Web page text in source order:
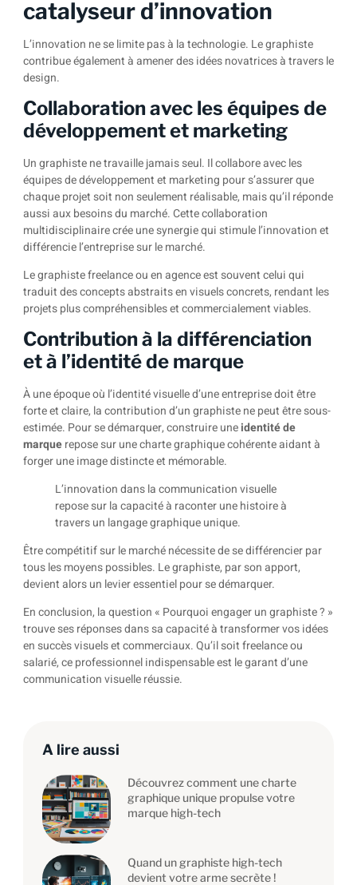
catalyseur d’innovation
L’innovation ne se limite pas à la technologie. Le graphiste
contribue également à amener des idées novatrices à travers le
design.
Collaboration avec les équipes de
développement et marketing
Un graphiste ne travaille jamais seul. Il collabore avec les
équipes de développement et marketing pour s’assurer que
chaque projet soit non seulement réalisable, mais qu’il réponde
aussi aux besoins du marché. Cette collaboration
multidisciplinaire crée une synergie qui stimule l’innovation et
différencie l’entreprise sur le marché.
Le graphiste freelance ou en agence est souvent celui qui
traduit des concepts abstraits en visuels concrets, rendant les
projets plus compréhensibles et commercialement viables.
Contribution à la différenciation
et à l’identité de marque
À une époque où l’identité visuelle d’une entreprise doit être
forte et claire, la contribution d’un graphiste ne peut être sous-
estimée. Pour se démarquer, construire uneidentité de
marquerepose sur une charte graphique cohérente aidant à
forger une image distincte et mémorable.
L’innovation dans la communication visuelle
repose sur la capacité à raconter une histoire à
travers un langage graphique unique.
Être compétitif sur le marché nécessite de se différencier par
tous les moyens possibles. Le graphiste, par son apport,
devient alors un levier essentiel pour se démarquer.
En conclusion, la question « Pourquoi engager un graphiste ? »
trouve ses réponses dans sa capacité à transformer vos idées
en succès visuels et commerciaux. Qu’il soit freelance ou
salarié, ce professionnel indispensable est le garant d’une
communication visuelle réussie.
A lire aussi
Découvrez comment une charte
graphique unique propulse votre
marque high-tech
Quand un graphiste high-tech
devient votre arme secrète !